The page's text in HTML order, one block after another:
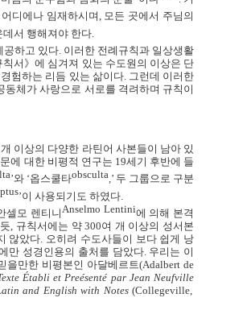
디에나 임재하시며, 모든 곳에서 주님의
서 행해져야 한다
공하고 있다. 이러한 전례규칙과 일상생활
칙서》에 심겨져 있는 수도원의 이상은 단
험하는 리듬 있는 삶이다. 그런데 이러한
동체가 사랑으로 서로를 격려하며 규칙이
이상의 다양한 라틴어 사본들이 남아 있
에 대한 비평적 연구는 19세기 후반에 들
’와 ‘옵스쿨타obsculta,’ 두 그룹으로 구분
’이 사용되기도 하였다
셀모 렌티니Anselmo Lentini에 의해 본격
, 규칙서에는 약300여 개 이상의 성서본
않았다. 오히려 수도사들이 보다 쉽게 낭
만 성경인용의 출처를 담았다. 우리는 이
을만한 비평본인 아달베르트(Adalbert de
Établi et Preésenté par Jean Neufville
and English with Notes(Collegeville,